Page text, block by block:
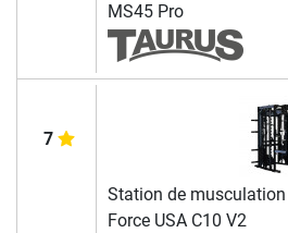
MS45 Pro
7
Station de musculation
Force USA C10 V2